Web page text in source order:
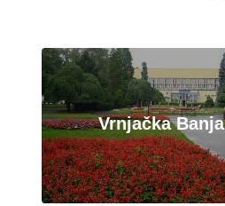
Vrnjačka Banja